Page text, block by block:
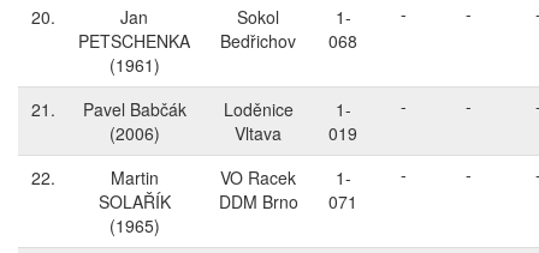
20.
Jan
PETSCHENKA
(1961)
Sokol
Bedřichov
1-
068
- -
21.
Pavel Babčák
(2006)
Loděnice
Vltava
1-
019
- -
22.
Martin
SOLAŘÍK
(1965)
VO Racek
DDM Brno
1-
071
- -